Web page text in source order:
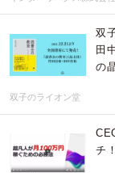
双
田
の
双子のライオン堂
チ